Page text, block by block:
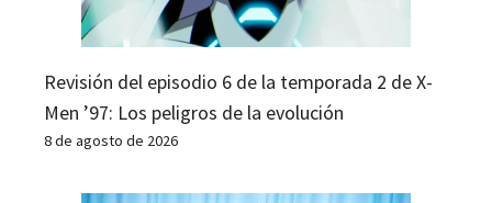
Revisión del episodio 6 de la temporada 2 de X-
Men ’97: Los peligros de la evolución
8 de agosto de 2026